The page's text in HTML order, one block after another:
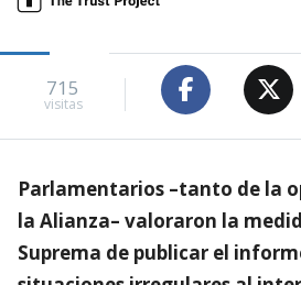
715
visitas
Parlamentarios –tanto de la
la Alianza– valoraron la
Suprema de publicar el